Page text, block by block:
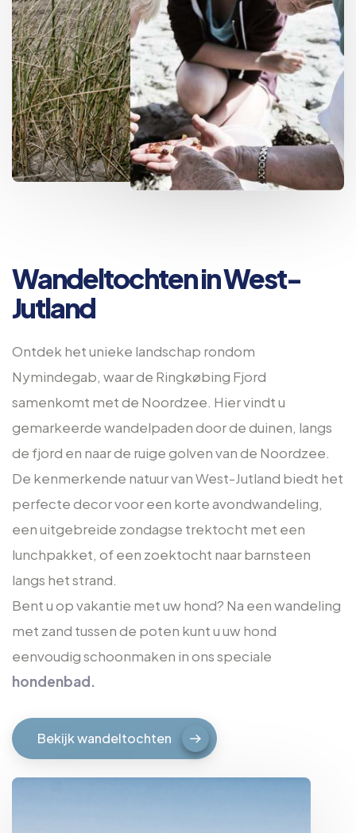
Wandeltochten in West-
Jutland
Ontdek het unieke landschap rondom
Nymindegab, waar de Ringkøbing Fjord
samenkomt met de Noordzee. Hier vindt u
gemarkeerde wandelpaden door de duinen, langs
de fjord en naar de ruige golven van de Noordzee.
De kenmerkende natuur van West-Jutland biedt het
perfecte decor voor een korte avondwandeling,
een uitgebreide zondagse trektocht met een
lunchpakket, of een zoektocht naar barnsteen
langs het strand.
Bent u op vakantie met uw hond? Na een wandeling
met zand tussen de poten kunt u uw hond
eenvoudig schoonmaken in ons speciale
hondenbad.
Bekijk wandeltochten